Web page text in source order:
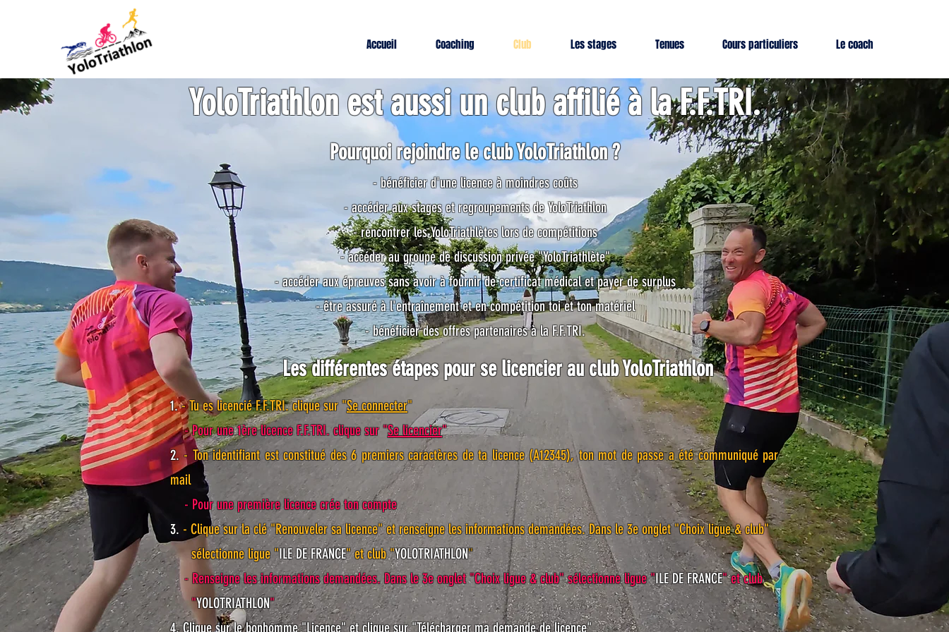
Accueil Coaching Club Les stages Tenues Cours particuliers Le coach
YoloTriathlon est aussi un club affilié à la F.F.TRI.
Pourquoi rejoindre le club YoloTriathlon ?
- bénéficier d'une licence à moindres coûts
- accéder aux stages et regroupements de YoloTriathlon
- rencontrer les YoloTriathlètes lors de compétitions
- accéder au groupe de discussion privée "YoloTriathlète"
- accéder aux épreuves sans avoir à fournir de certificat médical et payer de surplus
- être assuré à l'entraînement et en compétition toi et ton matériel
- bénéficier des offres partenaires à la F.F.TRI.
Les différentes étapes pour se licencier au club YoloTriathlon
1. - Tu es licencié F.F.TRI. clique sur "Se connecter"
- Pour une 1ère licence F.F.TRI. clique sur "Se licencier"
2. - Ton identifiant est constitué des 6 premiers caractères de ta licence (A12345), ton mot de passe a été communiqué par
mail
- Pour une première licence crée ton compte
3. - Clique sur la clé "Renouveler sa licence" et renseigne les informations demandées. Dans le 3e onglet "Choix ligue & club"
sélectionne ligue "ILE DE FRANCE" et club "YOLOTRIATHLON"
- Renseigne les informations demandées. Dans le 3e onglet "Choix ligue & club" sélectionneligue "ILE DE FRANCE" et club
"YOLOTRIATHLON"
4. Clique sur le bonhomme "Licence" et clique sur "Télécharger ma demande de licence"